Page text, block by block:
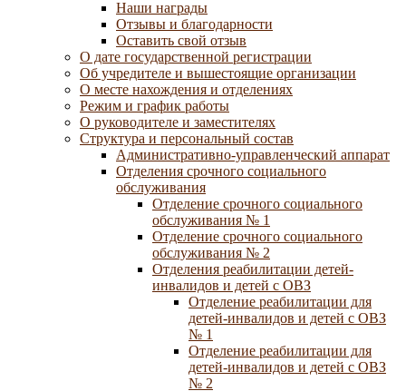
Наши награды
Отзывы и благодарности
Оставить свой отзыв
О дате государственной регистрации
Об учредителе и вышестоящие организации
О месте нахождения и отделениях
Режим и график работы
О руководителе и заместителях
Структура и персональный состав
Административно-управленческий аппарат
Отделения срочного социального
обслуживания
Отделение срочного социального
обслуживания № 1
Отделение срочного социального
обслуживания № 2
Отделения реабилитации детей-
инвалидов и детей с ОВЗ
Отделение реабилитации для
детей-инвалидов и детей с ОВЗ
№ 1
Отделение реабилитации для
детей-инвалидов и детей с ОВЗ
№ 2